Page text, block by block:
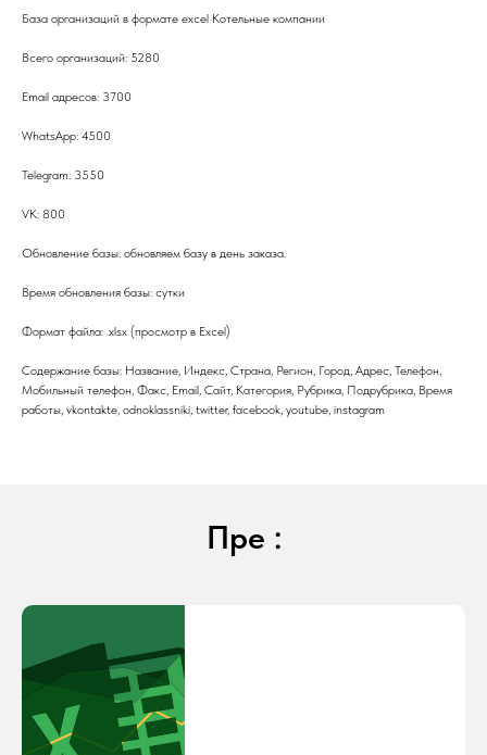
База организаций в формате excel Котельные компании
Всего организаций: 5280
Email адресов: 3700
WhatsApp: 4500
Telegram: 3550
VK: 800
Обновление базы: обновляем базу в день заказа.
Время обновления базы: сутки
Формат файла: .xlsx (просмотр в Excel)
Содержание базы: Название, Индекс, Страна, Регион, Город, Адрес, Телефон,
Мобильный телефон, Факс, Email, Сайт, Категория, Рубрика, Подрубрика, Время
работы, vkontakte, odnoklassniki, twitter, facebook, youtube, instagram
Пре :